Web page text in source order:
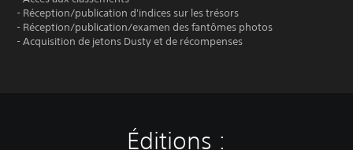
- Réception/publication d'indices sur les trésors
- Réception/publication/examen des fantômes photos
- Acquisition de jetons Dusty et de récompenses
Éditions :